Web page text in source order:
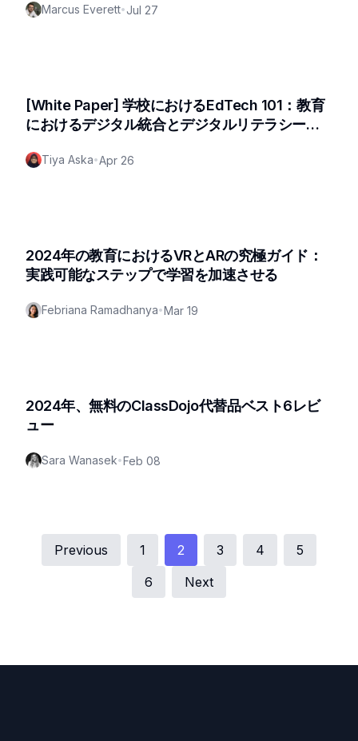
Marcus Everett•Jul 27
[White Paper] 学校におけるEdTech 101：教育
におけるデジタル統合とデジタルリテラシー向
Tiya Aska•Apr 26
2024年の教育におけるVRとARの究極ガイド：
実践可能なステップで学習を加速させる
Febriana Ramadhanya•Mar 19
2024年、無料のClassDojo代替品ベスト6レビ
ュー
Sara Wanasek•Feb 08
Previous 1 2 3 4
5
6
Next